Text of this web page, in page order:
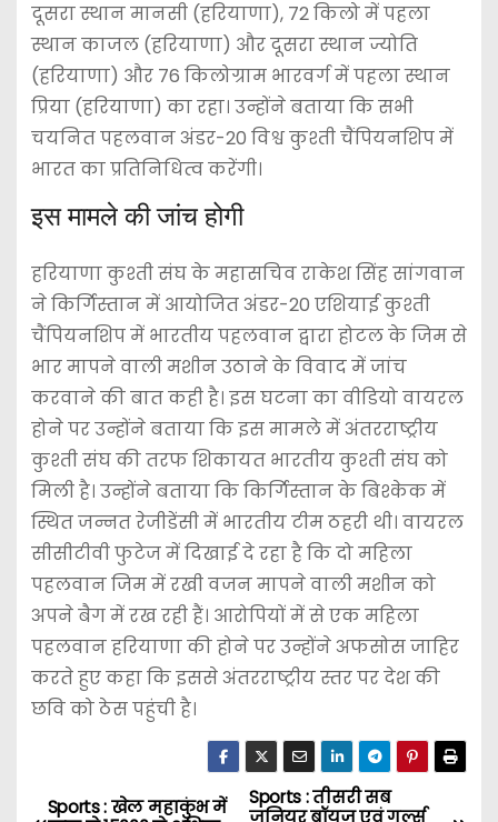
दूसरा स्थान मानसी (हरियाणा), 72 किलो में पहला
स्थान काजल (हरियाणा) और दूसरा स्थान ज्योति
(हरियाणा) और 76 किलोग्राम भारवर्ग में पहला स्थान
प्रिया (हरियाणा) का रहा। उन्होंने बताया कि सभी
चयनित पहलवान अंडर-20 विश्व कुश्ती चैंपियनशिप में
भारत का प्रतिनिधित्व करेंगी।
इस मामले की जांच होगी
हरियाणा कुश्ती संघ के महासचिव राकेश सिंह सांगवान
ने किर्गिस्तान में आयोजित अंडर-20 एशियाई कुश्ती
चैंपियनशिप में भारतीय पहलवान द्वारा होटल के जिम से
भार मापने वाली मशीन उठाने के विवाद में जांच
करवाने की बात कही है। इस घटना का वीडियो वायरल
होने पर उन्होंने बताया कि इस मामले में अंतरराष्ट्रीय
कुश्ती संघ की तरफ शिकायत भारतीय कुश्ती संघ को
मिली है। उन्होंने बताया कि किर्गिस्तान के बिश्केक में
स्थित जन्नत रेजीडेंसी में भारतीय टीम ठहरी थी। वायरल
सीसीटीवी फुटेज में दिखाई दे रहा है कि दो महिला
पहलवान जिम में रखी वजन मापने वाली मशीन को
अपने बैग में रख रही हैं। आरोपियों में से एक महिला
पहलवान हरियाणा की होने पर उन्होंने अफसोस जाहिर
करते हुए कहा कि इससे अंतरराष्ट्रीय स्तर पर देश की
छवि को ठेस पहुंची है।
P
Sports : तीसरी सब
जूनियर बॉयज़ एवं गर्ल्स
Sports : खेल महाकुंभ में